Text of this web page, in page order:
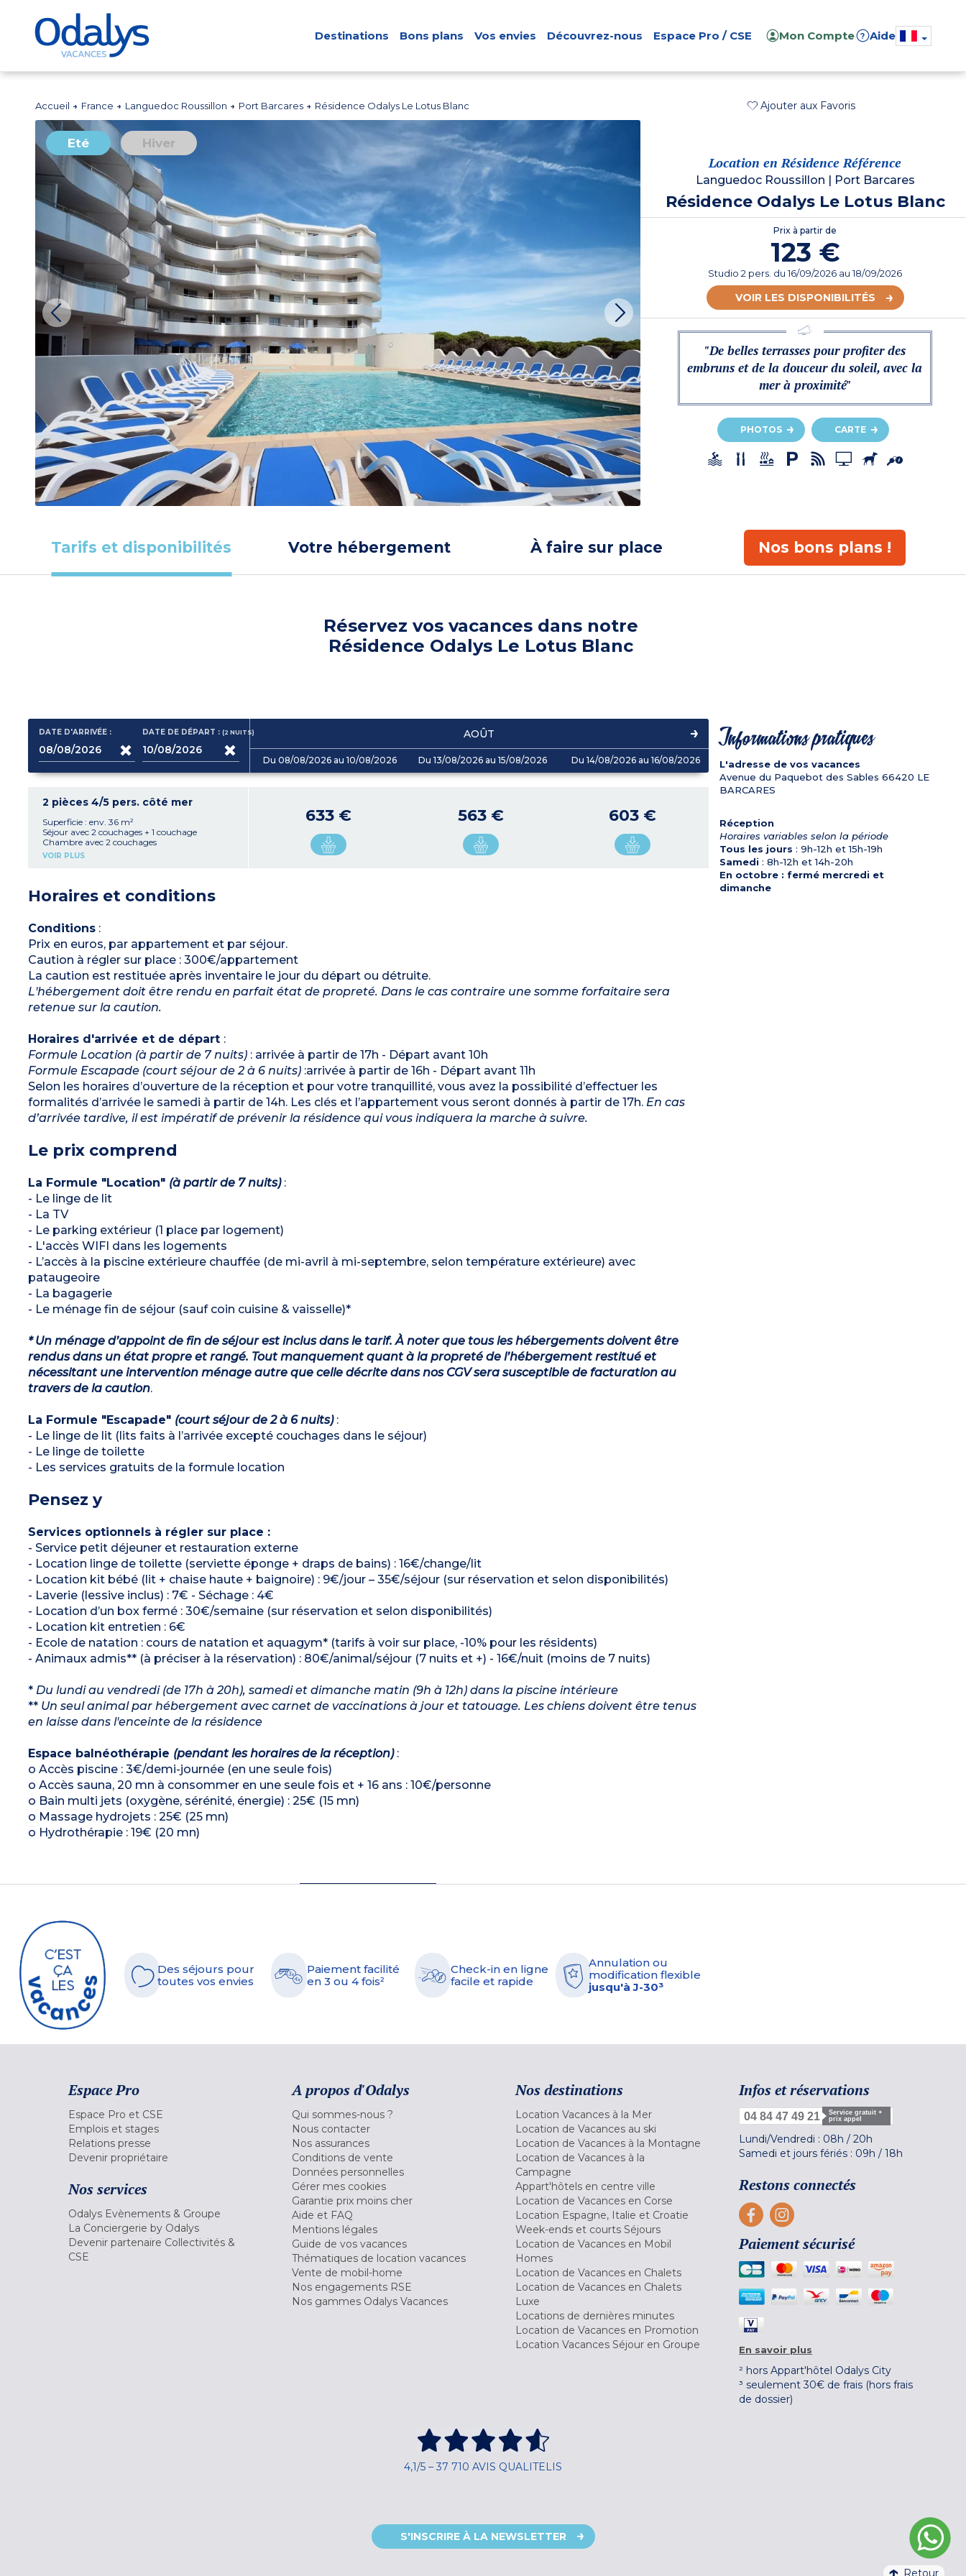
Destinations Bons plans Vos envies Découvrez-nous Espace Pro / CSE Mon Compte ? Aide
Accueil France Languedoc Roussillon Port Barcares Résidence Odalys Le Lotus Blanc Ajouter aux Favoris
Eté Hiver
Location en Résidence Référence
Languedoc Roussillon Port Barcares
Résidence Odalys Le Lotus Blanc
Prix à partir de
123 €
Studio 2 pers. du16/09/2026 au 18/09/2026
VOIR LES DISPONIBILITÉS
"De belles terrasses pour profiter des
embruns et de la douceur du soleil, avec la
mer à proximité"
PHOTOS CARTE
Tarifs et disponibilités Votre hébergement À faire sur place Nos bons plans !
Réservez vos vacances dans notre
Résidence Odalys Le Lotus Blanc
DATE D'ARRIVÉE : DATE DE DÉPART :(2NUITS) AOÛT
Du 08/08/2026 au 10/08/2026 Du 13/08/2026 au 15/08/2026 Du 14/08/2026 au 16/08/2026
2 pièces 4/5 pers. côté mer
Superficie : env. 36 m²
Séjour avec 2 couchages + 1 couchage
Chambre avec 2 couchages
Kitchenette équipée (réfrigérateur top, micro-
VOIR PLUS
633 € 563 € 603 €
Horaires et conditions
Conditions:
Prix en euros, par appartement et par séjour.
Caution à régler sur place : 300€/appartement
La caution est restituée après inventaire le jour du départ ou détruite.
L'hébergement doit être rendu en parfait état de propreté. Dans le cas contraire une somme forfaitaire sera
retenue sur la caution.
Horaires d'arrivée et de départ :
Formule Location (à partir de 7 nuits): arrivée à partir de 17h - Départ avant 10h
Formule Escapade (court séjour de 2 à 6 nuits):arrivée à partir de 16h - Départ avant 11h
Selon les horaires d’ouverture de la réception et pour votre tranquillité, vous avez la possibilité d’effectuer les
formalités d’arrivée le samedi à partir de 14h. Les clés et l’appartement vous seront donnés à partir de 17h. En cas
d’arrivée tardive, il est impératif de prévenir la résidence qui vous indiquera la marche à suivre.
Le prix comprend
La Formule "Location" (à partir de 7 nuits):
- Le linge de lit
- La TV
- Le parking extérieur (1 place par logement)
- L'accès WIFI dans les logements
- L’accès à la piscine extérieure chauffée (de mi-avril à mi-septembre, selon température extérieure) avec
pataugeoire
- La bagagerie
- Le ménage fin de séjour (sauf coin cuisine & vaisselle)*
* Un ménage d’appoint de fin de séjour est inclus dans le tarif. À noter que tous les hébergements doivent être
rendus dans un état propre et rangé. Tout manquement quant à la propreté de l’hébergement restitué et
nécessitant une intervention ménage autre que celle décrite dans nos CGV sera susceptible de facturation au
travers de la caution.
La Formule "Escapade" (court séjour de 2 à 6 nuits):
- Le linge de lit (lits faits à l’arrivée excepté couchages dans le séjour)
- Le linge de toilette
- Les services gratuits de la formule location
Pensez y
Services optionnels à régler sur place :
- Service petit déjeuner et restauration externe
- Location linge de toilette (serviette éponge + draps de bains) : 16€/change/lit
- Location kit bébé (lit + chaise haute + baignoire) : 9€/jour – 35€/séjour (sur réservation et selon disponibilités)
- Laverie (lessive inclus) : 7€ - Séchage : 4€
- Location d’un box fermé : 30€/semaine (sur réservation et selon disponibilités)
- Location kit entretien : 6€
- Ecole de natation : cours de natation et aquagym* (tarifs à voir sur place, -10% pour les résidents)
- Animaux admis** (à préciser à la réservation) : 80€/animal/séjour (7 nuits et +) - 16€/nuit (moins de 7 nuits)
* Du lundi au vendredi (de 17h à 20h), samedi et dimanche matin (9h à 12h) dans la piscine intérieure
** Un seul animal par hébergement avec carnet de vaccinations à jour et tatouage. Les chiens doivent être tenus
en laisse dans l'enceinte de la résidence
Espace balnéothérapie (pendant les horaires de la réception):
o Accès piscine : 3€/demi-journée (en une seule fois)
o Accès sauna, 20 mn à consommer en une seule fois et + 16 ans : 10€/personne
o Bain multi jets (oxygène, sérénité, énergie) : 25€ (15 mn)
o Massage hydrojets : 25€ (25 mn)
o Hydrothérapie : 19€ (20 mn)
Informations pratiques
L'adresse de vos vacances
Avenue du Paquebot des Sables 66420 LE
BARCARES
Réception
Horaires variables selon la période
Tous les jours : 9h-12h et 15h-19h
Samedi : 8h-12h et 14h-20h
En octobre : fermé mercredi et
dimanche
Des séjours pour
toutes vos envies
Paiement facilité
en 3 ou 4 fois²
Check-in en ligne
facile et rapide
Annulation ou
modification flexible
jusqu'à J-30³
Espace Pro
Espace Pro et CSE
Emplois et stages
Relations presse
Devenir propriétaire
Nos services
Odalys Evènements & Groupe
La Conciergerie by Odalys
Devenir partenaire Collectivités &
CSE
A propos d'Odalys
Qui sommes-nous ?
Nous contacter
Nos assurances
Conditions de vente
Données personnelles
Gérer mes cookies
Garantie prix moins cher
Aide et FAQ
Mentions légales
Guide de vos vacances
Thématiques de location vacances
Vente de mobil-home
Nos engagements RSE
Nos gammes Odalys Vacances
Nos destinations
Location Vacances à la Mer
Location de Vacances au ski
Location de Vacances à la Montagne
Location de Vacances à la
Campagne
Appart'hôtels en centre ville
Location de Vacances en Corse
Location Espagne, Italie et Croatie
Week-ends et courts Séjours
Location de Vacances en Mobil
Homes
Location de Vacances en Chalets
Location de Vacances en Chalets
Luxe
Locations de dernières minutes
Location de Vacances en Promotion
Location Vacances Séjour en Groupe
Infos et réservations
04 84 47 49 21
Service gratuit +
prix appel
Lundi/Vendredi : 08h / 20h
Samedi et jours fériés : 09h / 18h
Restons connectés
Paiement sécurisé
En savoir plus
² hors Appart'hôtel Odalys City
³ seulement 30€ de frais (hors frais
de dossier)
4,1/5 – 37 710 AVIS QUALITELIS
S'INSCRIRE À LA NEWSLETTER
Retour